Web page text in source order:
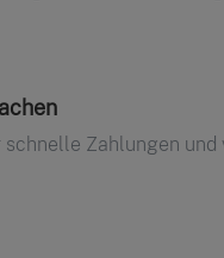
Zahlungen